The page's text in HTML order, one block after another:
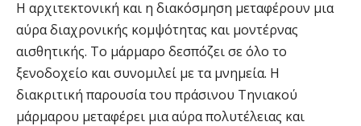
H αρχιτεκτονική και η διακόσμηση μεταφέρουν μια
αύρα διαχρονικής κομψότητας και μοντέρνας
αισθητικής. Το μάρμαρο δεσπόζει σε όλο το
ξενοδοχείο και συνομιλεί με τα μνημεία. Η
διακριτική παρουσία του πράσινου Τηνιακού
μάρμαρου μεταφέρει μια αύρα πολυτέλειας και